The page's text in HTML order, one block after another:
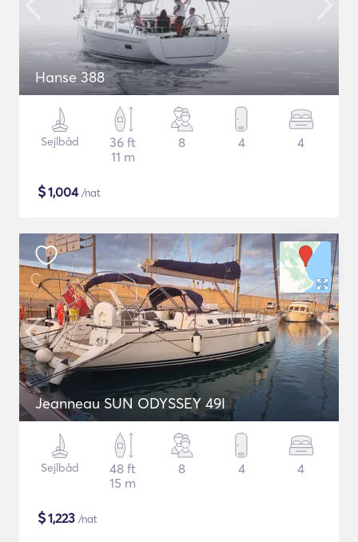
Hanse 388
Sejlbåd
36 ft
11 m
8 4 4
$1,004/nat
Jeanneau SUN ODYSSEY 49I
Sejlbåd
48 ft
15 m
8 4 4
$1,223 /nat